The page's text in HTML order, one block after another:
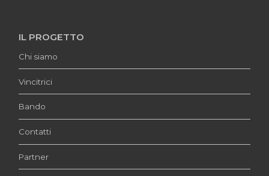
IL PROGETTO
Chi siamo
Vincitrici
Bando
Contatti
Partner